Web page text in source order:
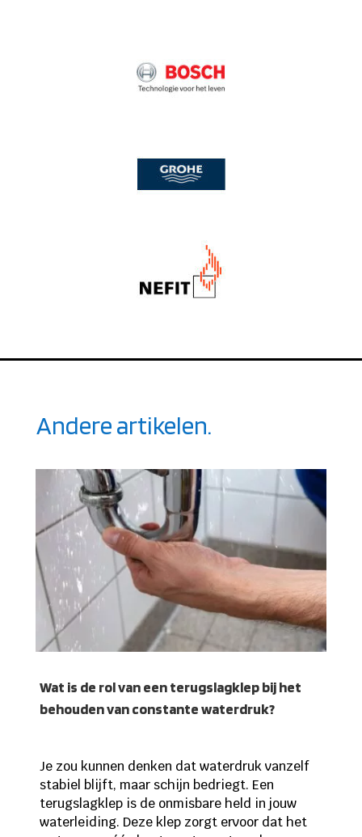
Andere artikelen.
Wat is de rol van een terugslagklep bij het
behouden van constante waterdruk?
Je zou kunnen denken dat waterdruk vanzelf
stabiel blijft, maar schijn bedriegt. Een
terugslagklep is de onmisbare held in jouw
waterleiding. Deze klep zorgt ervoor dat het